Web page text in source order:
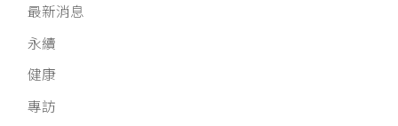
最新消息
永續
健康
專訪